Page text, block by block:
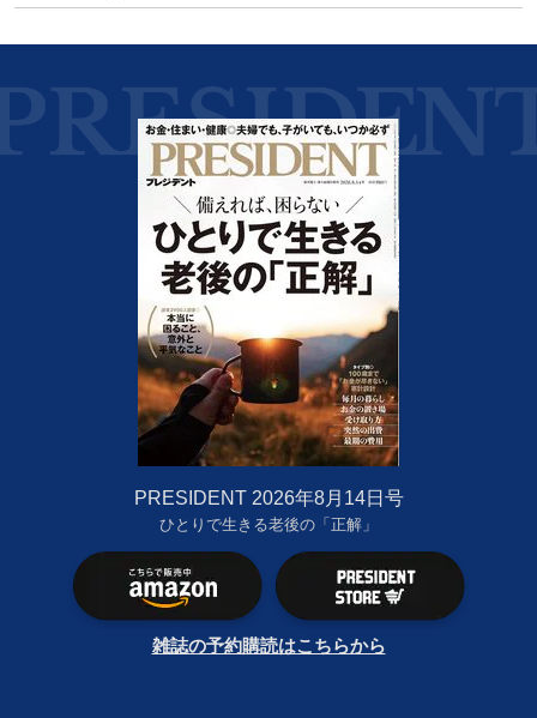
PRESIDENT 2026年8月14日号
ひとりで生きる老後の「正解」
雑誌の予約購読はこちらから